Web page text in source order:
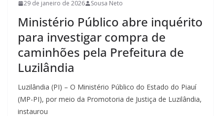
29 de janeiro de 2026 Sousa Neto
Ministério Público abre inquérito
para investigar compra de
caminhões pela Prefeitura de
Luzilândia
Luzilândia (PI) – O Ministério Público do Estado do Piauí
(MP-PI), por meio da Promotoria de Justiça de Luzilândia,
instaurou